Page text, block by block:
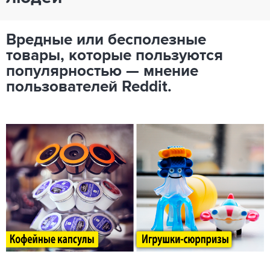
Вредные или бесполезные
товары, которые пользуются
популярностью — мнение
пользователей Reddit.